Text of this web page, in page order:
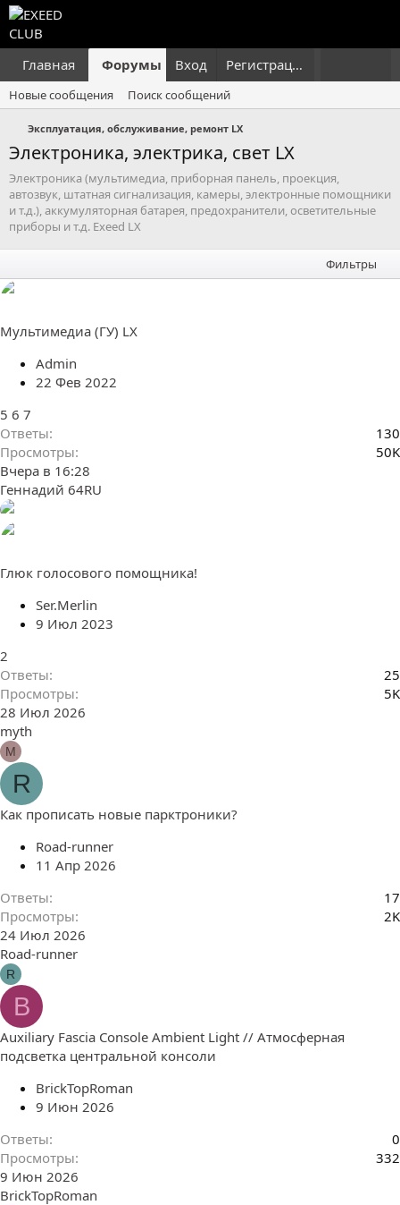
Главная Форумы Что нового?
Вход Регистрация
Новые сообщения Поиск сообщений
Эксплуатация, обслуживание, ремонт LX
Электроника, электрика, свет LX
Электроника (мультимедиа, приборная панель, проекция,
автозвук, штатная сигнализация, камеры, электронные помощники
и т.д.), аккумуляторная батарея, предохранители, осветительные
приборы и т.д. Exeed LX
Фильтры
Мультимедиа (ГУ) LX
Admin
22 Фев 2022
5 6 7
Ответы
130
Просмотры
50K
Вчера в 16:28
Геннадий 64RU
Глюк голосового помощника!
Ser.Merlin
9 Июл 2023
2
Ответы
25
Просмотры
5K
28 Июл 2026
myth
M
R
Как прописать новые парктроники?
Road-runner
11 Апр 2026
Ответы
17
Просмотры
2K
24 Июл 2026
Road-runner
R
B
Auxiliary Fascia Console Ambient Light // Атмосферная
подсветка центральной консоли
BrickTopRoman
9 Июн 2026
Ответы
0
Просмотры
332
9 Июн 2026
BrickTopRoman